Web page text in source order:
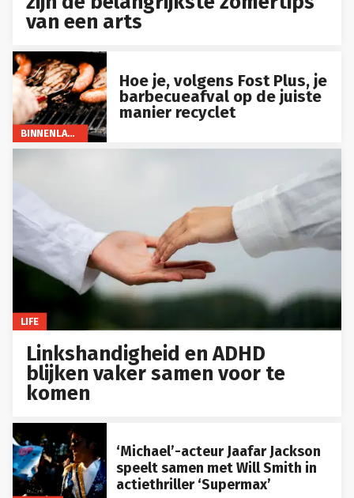
van een arts
BINNENLAND
Hoe je, volgens Fost Plus, je
barbecueafval op de juiste
manier recyclet
LIFE
Linkshandigheid en ADHD
blijken vaker samen voor te
komen
‘Michael’-acteur Jaafar Jackson
speelt samen met Will Smith in
actiethriller ‘Supermax’